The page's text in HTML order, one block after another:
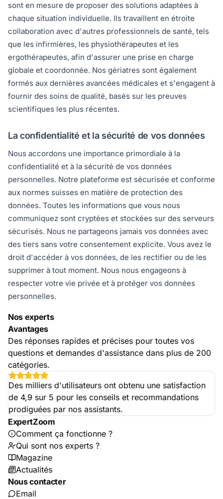
sont en mesure de proposer des solutions adaptées à
chaque situation individuelle. Ils travaillent en étroite
collaboration avec d'autres professionnels de santé, tels
que les infirmières, les physiothérapeutes et les
ergothérapeutes, afin d'assurer une prise en charge
globale et coordonnée. Nos gériatres sont également
formés aux dernières avancées médicales et s'engagent à
fournir des soins de qualité, basés sur les preuves
scientifiques les plus récentes.
La confidentialité et la sécurité de vos données
Nous accordons une importance primordiale à la
confidentialité et à la sécurité de vos données
personnelles. Notre plateforme est sécurisée et conforme
aux normes suisses en matière de protection des
données. Toutes les informations que vous nous
communiquez sont cryptées et stockées sur des serveurs
sécurisés. Nous ne partageons jamais vos données avec
des tiers sans votre consentement explicite. Vous avez le
droit d'accéder à vos données, de les rectifier ou de les
supprimer à tout moment. Nous nous engageons à
respecter votre vie privée et à protéger vos données
personnelles.
Nos experts
Avantages
Des réponses rapides et précises pour toutes vos
questions et demandes d'assistance dans plus de 200
catégories.
Des milliers d'utilisateurs ont obtenu une satisfaction
de 4,9 sur 5 pour les conseils et recommandations
prodiguées par nos assistants.
ExpertZoom
Comment ça fonctionne ?
Qui sont nos experts ?
Magazine
Actualités
Nous contacter
Email